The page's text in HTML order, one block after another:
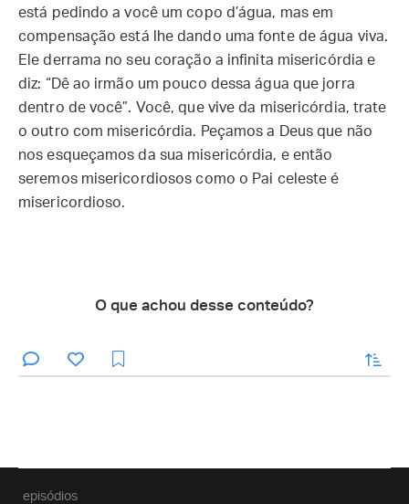
está pedindo a você um copo d’água, mas em
compensação está lhe dando uma fonte de água viva.
Ele derrama no seu coração a infinita misericórdia e
diz: “Dê ao irmão um pouco dessa água que jorra
dentro de você”. Você, que vive da misericórdia, trate
o outro com misericórdia. Peçamos a Deus que não
nos esqueçamos da sua misericórdia, e então
seremos misericordiosos como o Pai celeste é
misericordioso.
O que achou desse conteúdo?
enviar
episódios